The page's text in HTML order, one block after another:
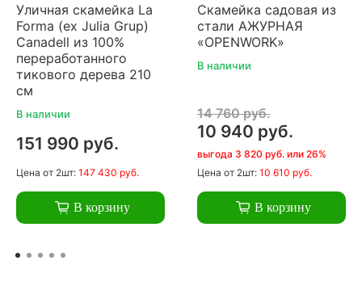
Уличная скамейка La
Forma (ex Julia Grup)
Canadell из 100%
переработанного
тикового дерева 210
см
В наличии
151 990 руб.
Цена от 2шт: 147 430 руб.
В корзину
Скамейка садовая из
стали АЖУРНАЯ
«OPENWORK»
В наличии
14 760 руб.
10 940 руб.
выгода 3 820 руб. или 26%
Цена от 2шт: 10 610 руб.
В корзину